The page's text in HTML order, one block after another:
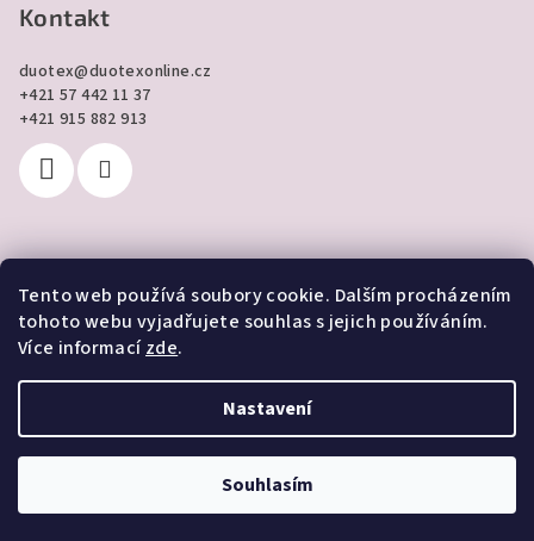
Tento web používá soubory cookie. Dalším procházením
tohoto webu vyjadřujete souhlas s jejich používáním.
Více informacízde.
Nastavení
Souhlasím
Kontakt
duotex@duotexonline.cz
+421 57 442 11 37
+421 915 882 913
Přijímáme online platby
Vytvořil Shoptet